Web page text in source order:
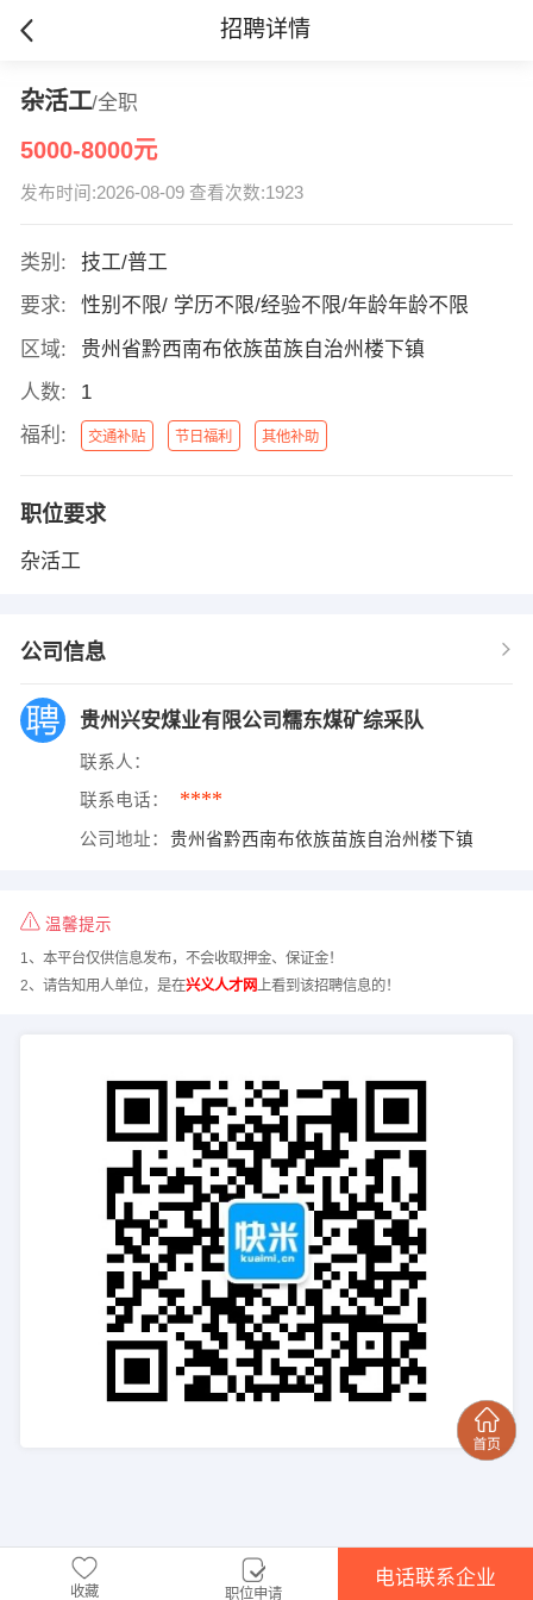
招聘详情
杂活工/全职
5000-8000元
发布时间:2026-08-09 查看次数:1923
类别:
技工/普工
要求:
性别不限/ 学历不限/经验不限/年龄年龄不限
区域:
贵州省黔西南布依族苗族自治州楼下镇
人数:
1
福利:
交通补贴 节日福利 其他补助
职位要求
杂活工
公司信息
贵州兴安煤业有限公司糯东煤矿综采队
联系人：
联系电话： ****
公司地址： 贵州省黔西南布依族苗族自治州楼下镇
温馨提示
1、本平台仅供信息发布，不会收取押金、保证金！
2、请告知用人单位，是在兴义人才网 上看到该招聘信息的！
收藏 职位申请
电话联系企业